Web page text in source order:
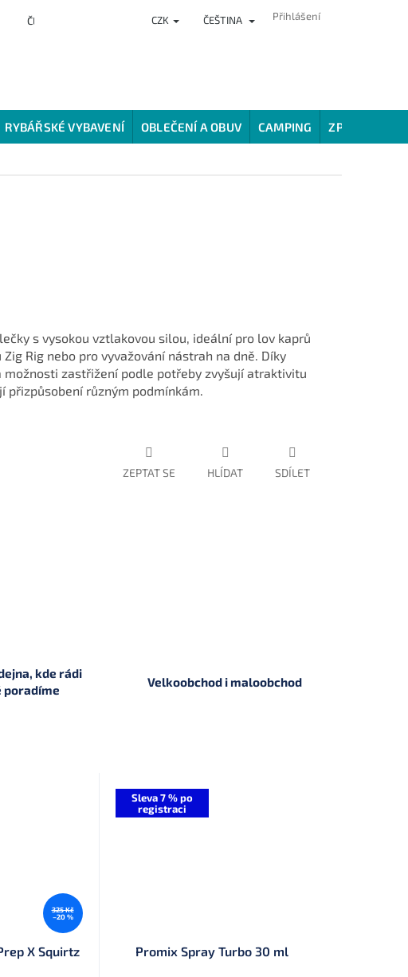
ČLÁNKY HODNOCENÍ OBCHODU VĚRNOSTNÍ
CZK ČEŠTINA Přihlášení
RYBÁŘSKÉ VYBAVENÍ OBLEČENÍ A OBUV CAMPING ZPŮSOBY
s vysokou vztlakovou silou, ideální pro lov kaprů
Rig nebo pro vyvažování nástrah na dně. Díky
možnosti zastřižení podle potřeby zvyšují atraktivitu
přizpůsobení různým podmínkám.
ZEPTAT SE HLÍDAT SDÍLET
kde rádi
poradíme
Velkoobchod i maloobchod
325 Kč
–20 %
X Squirtz
Sleva 7 % po
registraci
Promix Spray Turbo 30 ml